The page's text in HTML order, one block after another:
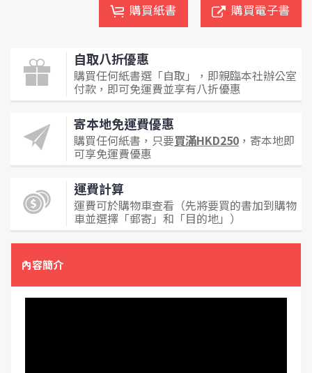
購買紙書 購買電子書
自取八折優惠
購買任何紙書選「自取」，即親臨本社辦公室
付款，即可免運費並享有八折優惠
寄本地免運費優惠
購買任何紙書，只要買滿HKD250 ，寄本地即
可享免運費優惠
運費計算
運費可於購物車查看（先將要買的書加到購物
車並選擇「郵寄」和「目的地」）
內容簡介